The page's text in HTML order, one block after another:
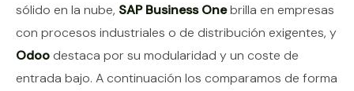
sólido en la nube, SAP Business Onebrilla en empresas
con procesos industriales o de distribución exigentes, y
Odoo destaca por su modularidad y un coste de
entrada bajo. A continuación los comparamos de forma